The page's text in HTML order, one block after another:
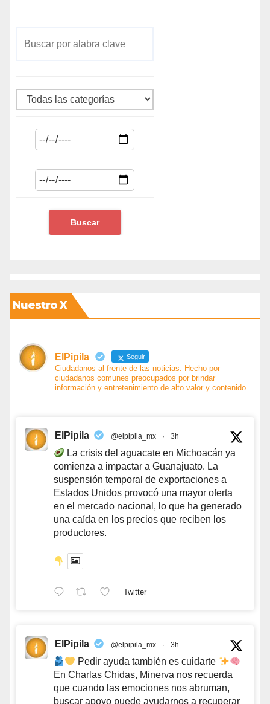
Nuestro X
ElPipila Seguir
Ciudadanos al frente de las noticias. Hecho por
ciudadanos comunes preocupados por brindar
información y entretenimiento de alto valor y contenido.
ElPipila @elpipila_mx · 3h
La crisis del aguacate en Michoacán ya
comienza a impactar a Guanajuato. La
suspensión temporal de exportaciones a
Estados Unidos provocó una mayor oferta
en el mercado nacional, lo que ha generado
una caída en los precios que reciben los
productores.
Twitter
ElPipila @elpipila_mx · 3h
Pedir ayuda también es cuidarte
En Charlas Chidas, Minerva nos recuerda
que cuando las emociones nos abruman,
buscar apoyo puede ayudarnos a recuperar